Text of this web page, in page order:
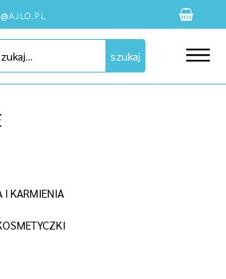
szukaj
I KARMIENIA